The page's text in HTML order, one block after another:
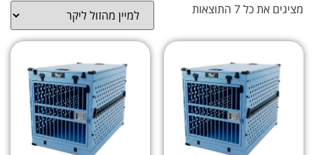
מציגים את כל ⁦7⁩ התוצאות